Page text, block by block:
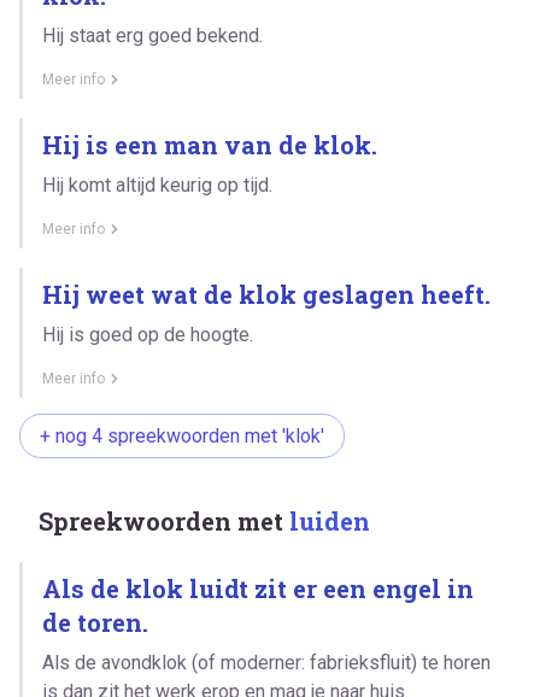
Hij staat erg goed bekend.
Meer info
Hij is een man van de klok.
Hij komt altijd keurig op tijd.
Meer info
Hij weet wat de klok geslagen heeft.
Hij is goed op de hoogte.
Meer info
+ nog 4 spreekwoorden met 'klok'
Spreekwoorden met luiden
Als de klok luidt zit er een engel in
de toren.
Als de avondklok (of moderner: fabrieksfluit) te horen
is dan zit het werk erop en mag je naar huis.